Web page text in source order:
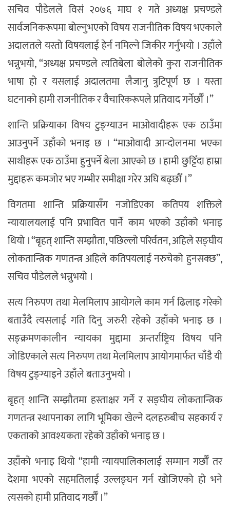
सचिव पौडेलले विसं २०७६ माघ १ गते अध्यक्ष प्रचण्डले
सार्वजनिकरूपमा बोल्नुभएको विषय राजनीतिक विषय भएकाले
अदालतले यस्तो विषयलाई हेर्न नमिल्ने जिकीर गर्नुभयो । उहाँले
भन्नुभयो, “अध्यक्ष प्रचण्डले त्यतिबेला बोलेको कुरा राजनीतिक
भाषा हो र यसलाई अदालतमा लैजानु त्रुटिपूर्ण छ । यस्ता
घटनाको हामी राजनीतिक र वैचारिकरूपले प्रतिवाद गर्नेर्छौँ ।”
शान्ति प्रक्रियाका विषय टुङ्ग्याउन माओवादीहरू एक ठाउँमा
आउनुपर्ने उहाँको भनाइ छ । “माओवादी आन्दोलनमा भएका
साथीहरू एक ठाउँमा हुनुपर्ने बेला आएको छ । हामी छुट्टिँदा हाम्रा
मुद्दाहरू कमजोर भए गम्भीर समीक्षा गरेर अघि बढ्छौँ ।”
विगतमा शान्ति प्रक्रियासँग नजोडिएका कतिपय शक्तिले
न्यायालयलाई पनि प्रभावित पार्ने काम भएको उहाँको भनाइ
थियो । “बृहत् शान्ति सम्झौता, पछिल्लो परिर्वतन, अहिले सङ्घीय
लोकतान्त्रिक गणतन्त्र अहिले कतिपयलाई नरुचेको हुनसक्छ”,
सचिव पौडेलले भन्नुभयो ।
सत्य निरुपण तथा मेलमिलाप आयोगले काम गर्न ढिलाइ गरेको
बताउँदै त्यसलाई गति दिनु जरुरी रहेको उहाँको भनाइ छ ।
सङ्क्रमणकालीन न्यायका मुद्दामा अन्तर्राष्ट्रिय विषय पनि
जोडिएकाले सत्य निरुपण तथा मेलमिलाप आयोगमार्फत चाँडै यी
विषय टुङ्ग्याइने उहाँले बताउनुभयो ।
बृहत् शान्ति सम्झौतमा हस्ताक्षर गर्ने र सङ्घीय लोकतान्त्रिक
गणतन्त्र स्थापनाका लागि भूमिका खेल्ने दलहरुबीच सहकार्य र
एकताको आवश्यकता रहेको उहाँको भनाइ छ ।
उहाँको भनाइ थियो “हामी न्यायपालिकालाई सम्मान गर्छौँ तर
देशमा भएको सहमतिलाई उल्लङ्घन गर्न खोजिएको हो भने
त्यसको हामी प्रतिवाद गर्छौँ ।”